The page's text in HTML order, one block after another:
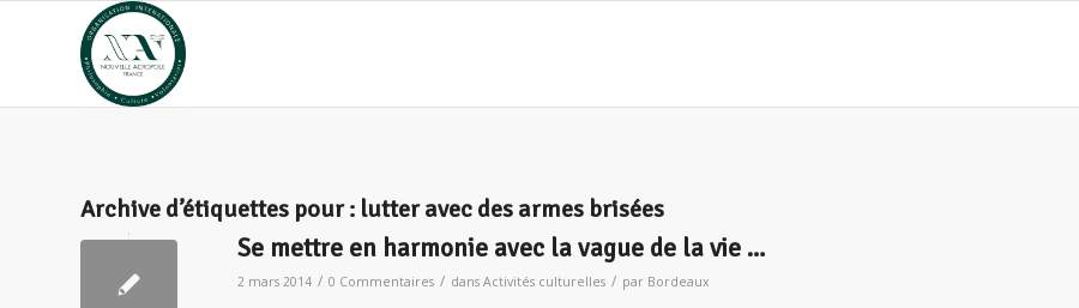
Archive d’étiquettes pour : lutter avec des armes brisées
Se mettre en harmonie avec la vague de la vie …
2 mars 2014 / 0 Commentaires / dans Activités culturelles / par Bordeaux